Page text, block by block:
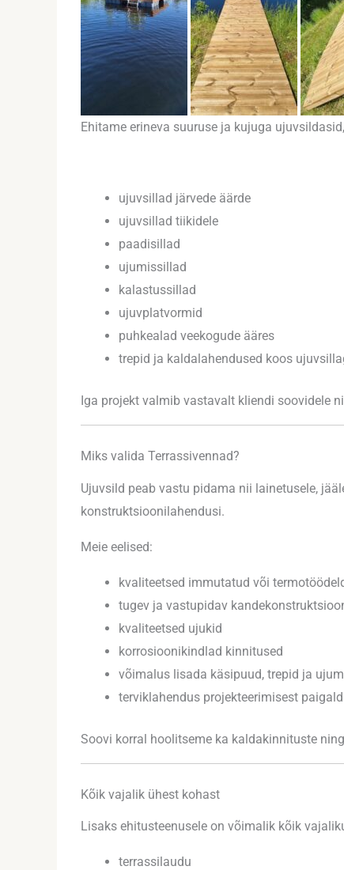
Ehitame erineva suuruse ja kujuga
ujuvsillad järvede äärde
ujuvsillad tiikidele
paadisillad
ujumissillad
kalastussillad
ujuvplatvormid
puhkealad veekogude ääres
trepid ja kaldalahendused koos
Iga projekt valmib vastavalt kliendi soovidele
Miks valida Terrassivennad?
Ujuvsild peab vastu pidama nii lainetusele,
konstruktsioonilahendusi.
Meie eelised:
kvaliteetsed immutatud või
tugev ja vastupidav
kvaliteetsed ujukid
korrosioonikindlad kinnitused
võimalus lisada käsipuud, trepid ja
terviklahendus projekteerimisest
Soovi korral hoolitseme ka kaldakinnituste
Kõik vajalik ühest kohast
Lisaks ehitusteenusele on võimalik kõik
terrassilaudu